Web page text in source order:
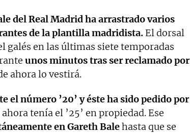
del Real Madrid ha arrastrado varios
de la plantilla madridista. El dorsal
galés en las últimas siete temporadas
unos minutos tras ser reclamado por
ahora lo vestirá.
el número ’20’ y éste ha sido pedido por
tenía el ’25’ en propiedad. Ese
en Gareth Balehasta que se